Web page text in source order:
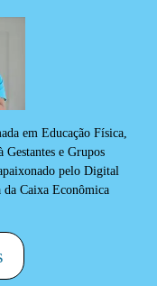
em Educação Física,
e Grupos
pelo Digital
da Caixa Econômica